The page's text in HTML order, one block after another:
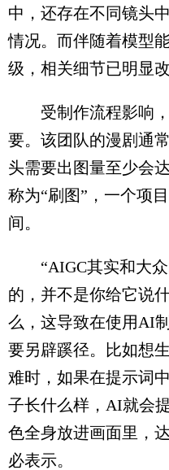
中，还存在不同镜头
情况。而伴随着模型
级，相关细节已明显改
受制作流程影响，
要。该团队的漫剧通
头需要出图量至少会
称为“刷图”，一个项
间。
“AIGC其实和大众
的，并不是你给它说
么，这导致在使用AI
要另辟蹊径。比如想
难时，如果在提示词
子长什么样，AI就会
色全身放进画面里，
必表示。